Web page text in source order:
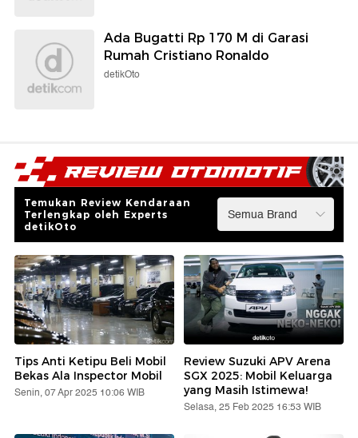
Ada Bugatti Rp 170 M di Garasi
Rumah Cristiano Ronaldo
detikOto
Temukan Review Kendaraan
Terlengkap oleh Experts
detikOto
Tips Anti Ketipu Beli Mobil
Bekas Ala Inspector Mobil
Senin, 07 Apr 2025 10:06 WIB
Review Suzuki APV Arena
SGX 2025: Mobil Keluarga
yang Masih Istimewa!
Selasa, 25 Feb 2025 16:53 WIB